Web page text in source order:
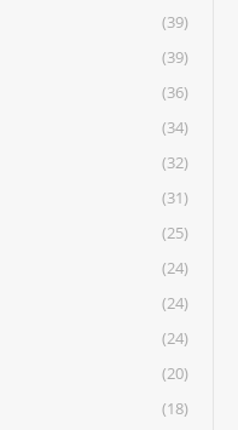
(39)
(39)
(36)
(34)
(32)
(31)
(25)
(24)
(24)
(24)
(20)
(18)